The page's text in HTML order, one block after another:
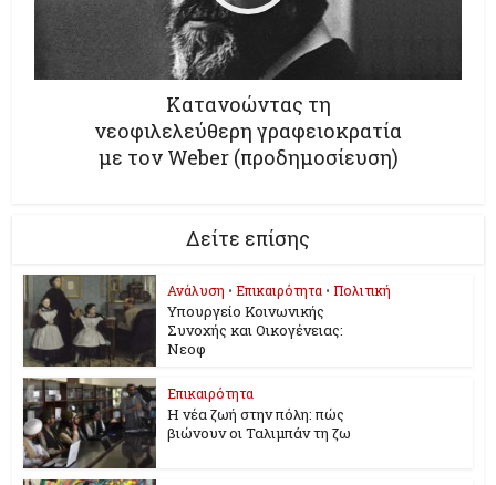
Κατανοώντας τη
νεοφιλελεύθερη γραφειοκρατία
με τον Weber (προδημοσίευση)
Δείτε επίσης
Ανάλυση • Επικαιρότητα • Πολιτική
Υπουργείο Κοινωνικής
Συνοχής και Οικογένειας:
Νεοφ
Επικαιρότητα
Η νέα ζωή στην πόλη: πώς
βιώνουν οι Ταλιμπάν τη ζω